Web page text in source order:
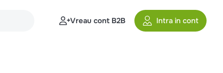
Vreau cont B2B Intra in cont